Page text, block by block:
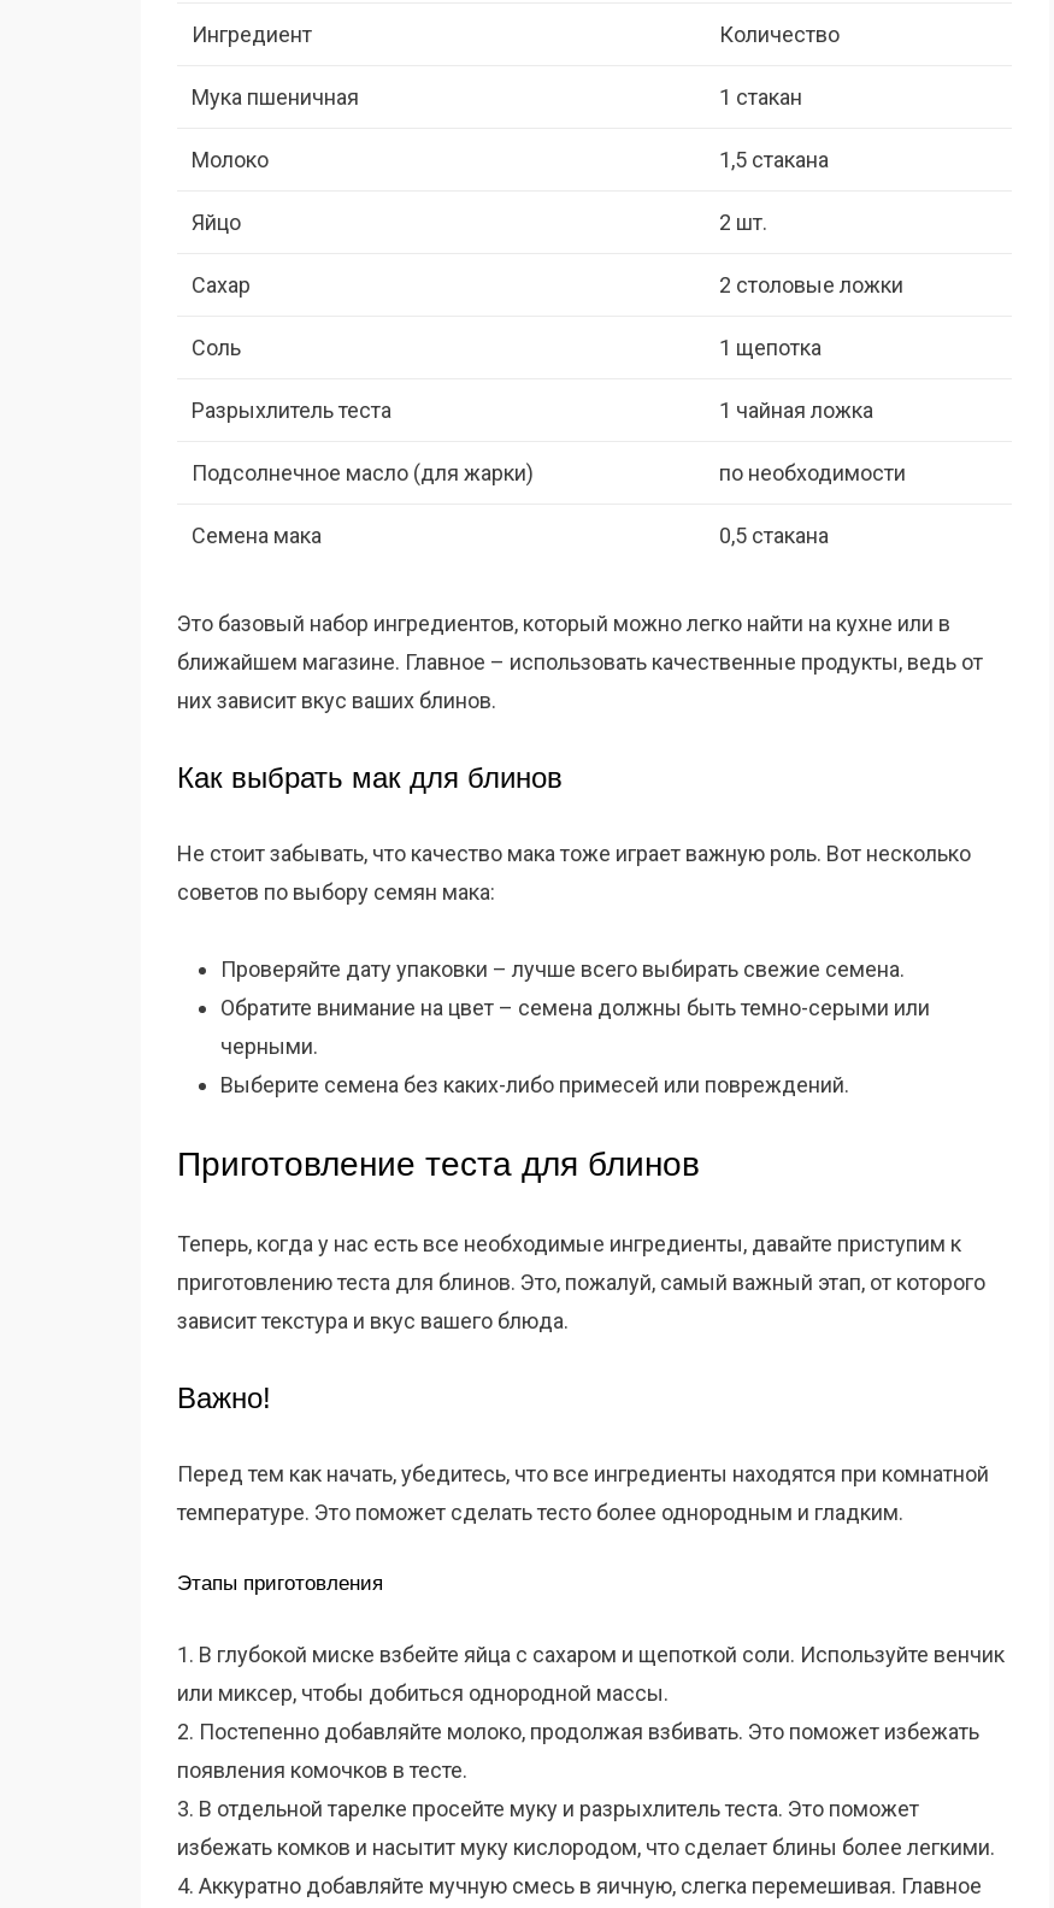
Ингредиент Количество
Мука пшеничная 1 стакан
Молоко 1,5 стакана
Яйцо 2 шт.
Сахар 2 столовые ложки
Соль 1 щепотка
Разрыхлитель теста 1 чайная ложка
Подсолнечное масло (для жарки) по необходимости
Семена мака 0,5 стакана
Это базовый набор ингредиентов, который можно легко найти на кухне или в
ближайшем магазине. Главное – использовать качественные продукты, ведь от
них зависит вкус ваших блинов.
Как выбрать мак для блинов
Не стоит забывать, что качество мака тоже играет важную роль. Вот несколько
советов по выбору семян мака:
Проверяйте дату упаковки – лучше всего выбирать свежие семена.
Обратите внимание на цвет – семена должны быть темно-серыми или
черными.
Выберите семена без каких-либо примесей или повреждений.
Приготовление теста для блинов
Теперь, когда у нас есть все необходимые ингредиенты, давайте приступим к
приготовлению теста для блинов. Это, пожалуй, самый важный этап, от которого
зависит текстура и вкус вашего блюда.
Важно!
Перед тем как начать, убедитесь, что все ингредиенты находятся при комнатной
температуре. Это поможет сделать тесто более однородным и гладким.
Этапы приготовления
1. В глубокой миске взбейте яйца с сахаром и щепоткой соли. Используйте венчик
или миксер, чтобы добиться однородной массы.
2. Постепенно добавляйте молоко, продолжая взбивать. Это поможет избежать
появления комочков в тесте.
3. В отдельной тарелке просейте муку и разрыхлитель теста. Это поможет
избежать комков и насытит муку кислородом, что сделает блины более легкими.
4. Аккуратно добавляйте мучную смесь в яичную, слегка перемешивая. Главное